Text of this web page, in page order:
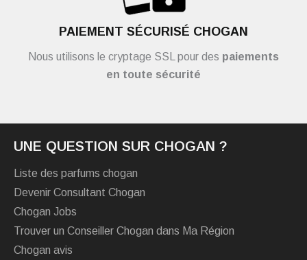
PAIEMENT SÉCURISÉ CHOGAN
Nous utilisons le cryptage SSL pour des paiements
en toute sécurité
UNE QUESTION SUR CHOGAN ?
Liste des parfums chogan
Devenir Consultant Chogan
Chogan Jobs
Trouver un Conseiller Chogan dans Ma Région
Chogan avis